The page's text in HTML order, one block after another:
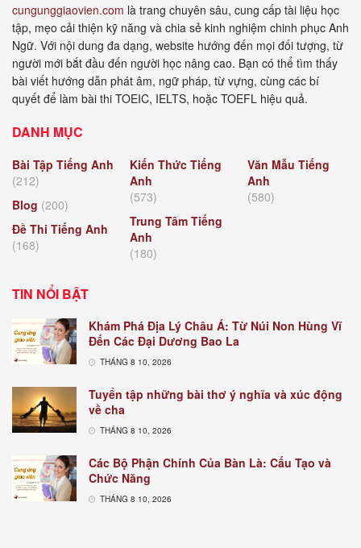
cungunggiaovien.com là trang chuyên sâu, cung cấp tài liệu học
tập, mẹo cải thiện kỹ năng và chia sẻ kinh nghiệm chinh phục Anh
Ngữ. Với nội dung đa dạng, website hướng đến mọi đối tượng, từ
người mới bắt đầu đến người học nâng cao. Bạn có thể tìm thấy
bài viết hướng dẫn phát âm, ngữ pháp, từ vựng, cùng các bí
quyết để làm bài thi TOEIC, IELTS, hoặc TOEFL hiệu quả.
DANH MỤC
Bài Tập Tiếng Anh
(212)
Blog (200)
Đề Thi Tiếng Anh
(168)
Kiến Thức Tiếng
Anh
(573)
Trung Tâm Tiếng
Anh
(180)
Văn Mẫu Tiếng
Anh
(580)
TIN NỔI BẬT
Khám Phá Địa Lý Châu Á: Từ Núi Non Hùng Vĩ
Đến Các Đại Dương Bao La
THÁNG 8 10, 2026
Tuyển tập những bài thơ ý nghĩa và xúc động
về cha
THÁNG 8 10, 2026
Các Bộ Phận Chính Của Bàn Là: Cấu Tạo và
Chức Năng
THÁNG 8 10, 2026